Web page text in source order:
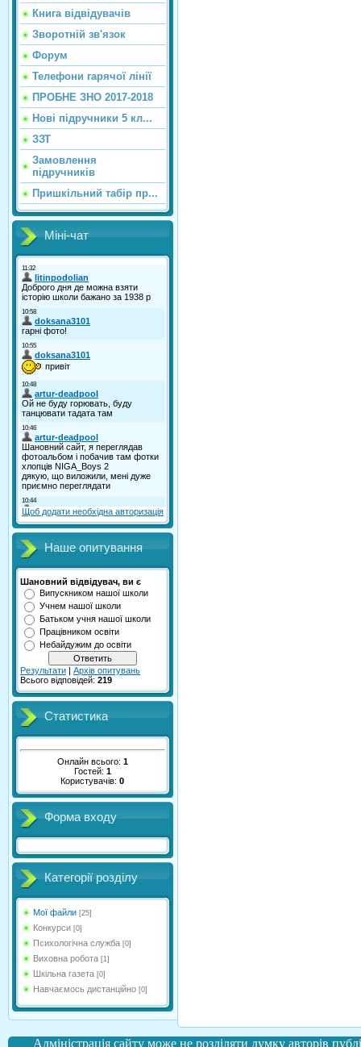
Книга відвідувачів
Зворотній зв'язок
Форум
Телефони гарячої лінії
ПРОБНЕ ЗНО 2017-2018
Нові підручники 5 кл...
ЗЗТ
Замовлення
підручників
Пришкільний табір пр...
Міні-чат
Щоб додати необхідна авторизація
Наше опитування
Шановний відвідувач, ви є
Випускником нашої школи
Учнем нашої школи
Батьком учня нашої школи
Працівником освіти
Небайдужим до освіти
Результати | Архів опитувань
Всього відповідей: 219
Статистика
Онлайн всього: 1
Гостей: 1
Користувачів:0
Форма входу
Категорії розділу
Мої файли [25]
Конкурси [0]
Психологічна служба [0]
Виховна робота [1]
Шкільна газета [0]
Навчаємось дистанційно [0]
Адміністрація сайту може не розділяти думку авторів